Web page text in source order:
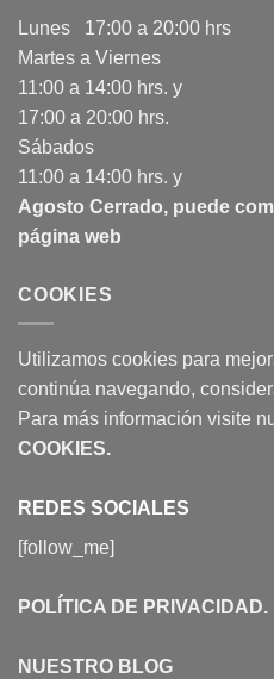
Lunes 17:00 a 20:00 hrs
Martes a Viernes
11:00 a 14:00 hrs. y
17:00 a 20:00 hrs.
Sábados
11:00 a 14:00 hrs. y
Agosto Cerrado, puede
página web
COOKIES
Utilizamos cookies para
continúa navegando,
Para más información visite
COOKIES.
REDES SOCIALES
[follow_me]
POLÍTICA DE PRIVACIDAD.
NUESTRO BLOG